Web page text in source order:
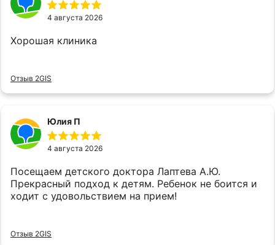
4 августа 2026
Хорошая клиника
Отзыв 2GIS
Юлия П
4 августа 2026
Посещаем детского доктора Лаптева А.Ю.
Прекрасный подход к детям. Ребенок не боится и
ходит с удовольствием на прием!
Отзыв 2GIS